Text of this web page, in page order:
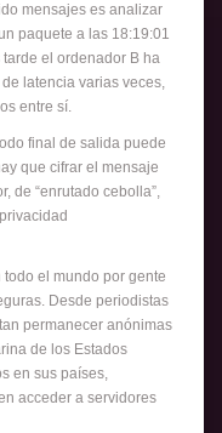
mensajes es analizar
paquete a las 18:19:01
el ordenador B ha
latencia varias veces,
entre sí.
final de salida puede
que cifrar el mensaje
de “enrutado cebolla”,
el mundo por gente
Desde periodistas
permanecer anónimas
de los Estados
en sus países,
acceder a servidores